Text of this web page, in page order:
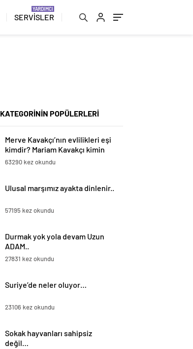
SERVİSLER
KATEGORİNİN POPÜLERLERİ
Merve Kavakçı’nın evlilikleri eşi
kimdir? Mariam Kavakçı kimin
kızı işte babası
63290 kez okundu
Ulusal marşımız ayakta dinlenir..
57195 kez okundu
Durmak yok yola devam Uzun
ADAM..
27831 kez okundu
Suriye’de neler oluyor…
23106 kez okundu
Sokak hayvanları sahipsiz
değil…